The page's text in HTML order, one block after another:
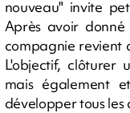
nouveau" invite
Après avoir
compagnie revient
L'objectif, clôturer
mais également
développer tous les